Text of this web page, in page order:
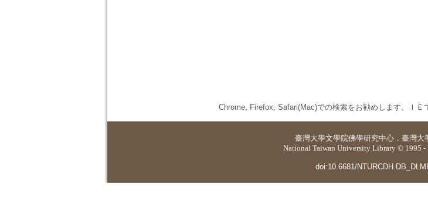
Chrome, Firefox, Safari(Mac)での検索をお勧めします。ＩＥ
臺灣大學文學院佛學研究中心 ． 臺灣大
National Taiwan University Library © 1995 -
doi:10.6681/